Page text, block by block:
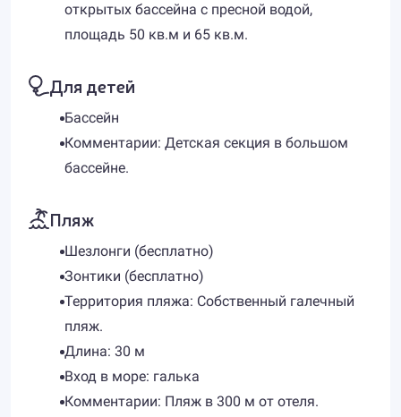
открытых бассейна с пресной водой,
площадь 50 кв.м и 65 кв.м.
Для детей
Бассейн
Комментарии: Детская секция в большом
бассейне.
Пляж
Шезлонги (бесплатно)
Зонтики (бесплатно)
Территория пляжа: Собственный галечный
пляж.
Длина: 30 м
Вход в море: галька
Комментарии: Пляж в 300 м от отеля.